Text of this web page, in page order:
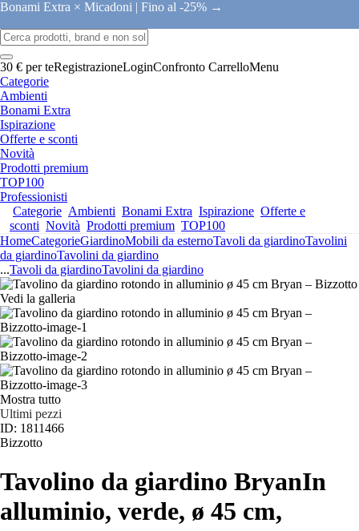
Bonami Extra × Micadoni | Fino al -25% →
30 € per teRegistrazioneLoginConfronto CarrelloMenu
Categorie
Ambienti
Bonami Extra
Ispirazione
Offerte e sconti
Novità
Prodotti premium
TOP100
Professionisti
Categorie Ambienti Bonami Extra Ispirazione Offerte e
sconti Novità Prodotti premium TOP100
HomeCategorieGiardinoMobili da esternoTavoli da giardinoTavolini
da giardinoTavolini da giardino
...Tavoli da giardinoTavolini da giardino
Vedi la galleria
Mostra tutto
Ultimi pezzi
ID: 1811466
Bizzotto
Tavolino da giardino BryanIn
alluminio, verde, ø 45 cm,